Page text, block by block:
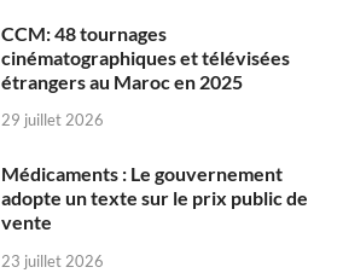
CCM: 48 tournages
cinématographiques et télévisées
étrangers au Maroc en 2025
29 juillet 2026
Médicaments : Le gouvernement
adopte un texte sur le prix public de
vente
23 juillet 2026